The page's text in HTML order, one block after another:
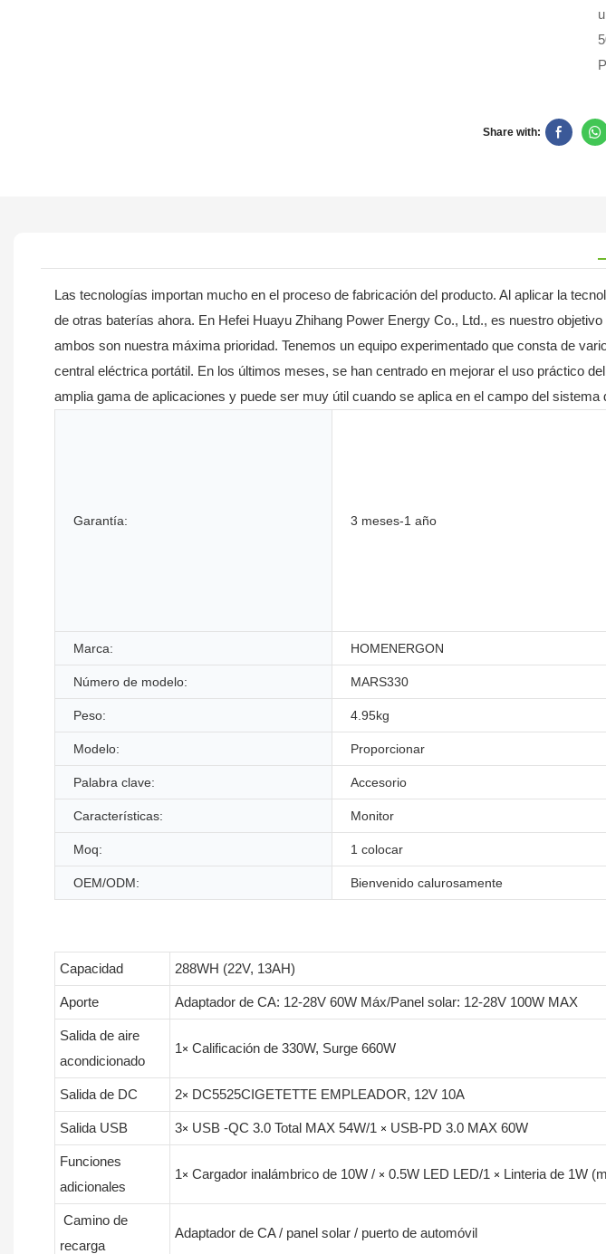
Share with:
Las tecnologías importan mucho en el proceso de fabricación del producto. Al aplicar la
de otras baterías ahora. En Hefei Huayu Zhihang Power Energy Co., Ltd., es nuestro
ambos son nuestra máxima prioridad. Tenemos un equipo experimentado que consta de
central eléctrica portátil. En los últimos meses, se han centrado en mejorar el uso práctico
amplia gama de aplicaciones y puede ser muy útil cuando se aplica en el campo del
Garantía: 3 meses-1 año
Marca: HOMENERGON
Número de modelo: MARS330
Peso: 4.95kg
Modelo: Proporcionar
Palabra clave: Accesorio
Características: Monitor
Moq: 1 colocar
OEM/ODM: Bienvenido calurosamente
Capacidad 288WH (22V, 13AH)
Aporte Adaptador de CA: 12-28V 60W Máx/Panel solar: 12-28V 100W MAX
Salida de aire
acondicionado
1× Calificación de 330W, Surge 660W
Salida de DC 2× DC5525CIGETETTE EMPLEADOR, 12V 10A
Salida USB 3× USB -QC 3.0 Total MAX 54W/1 × USB-PD 3.0 MAX 60W
Funciones
adicionales
1× Cargador inalámbrico de 10W / × 0.5W LED LED/1 × Linteria de 1W
Camino de
recarga
Adaptador de CA / panel solar / puerto de automóvil